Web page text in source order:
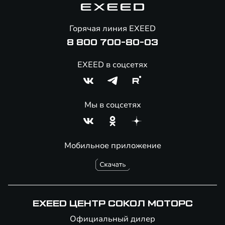
Помощь на дорогах
Специальные предложение
Мобильное приложение
Горячая линия EXEED
8 800 700-80-03
EXEED в соцсетях
Мы в соцсетях
EXEED ЦЕНТР СОКОЛ МОТОРС
Официальный дилер